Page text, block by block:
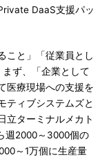
DaaS支援パッ
こと」「従業員とし
ず、「企業として
医療現場への支援を
ティブシステムズと
立ターミナルメカト
週2000～3000個の
～1万個に生産量